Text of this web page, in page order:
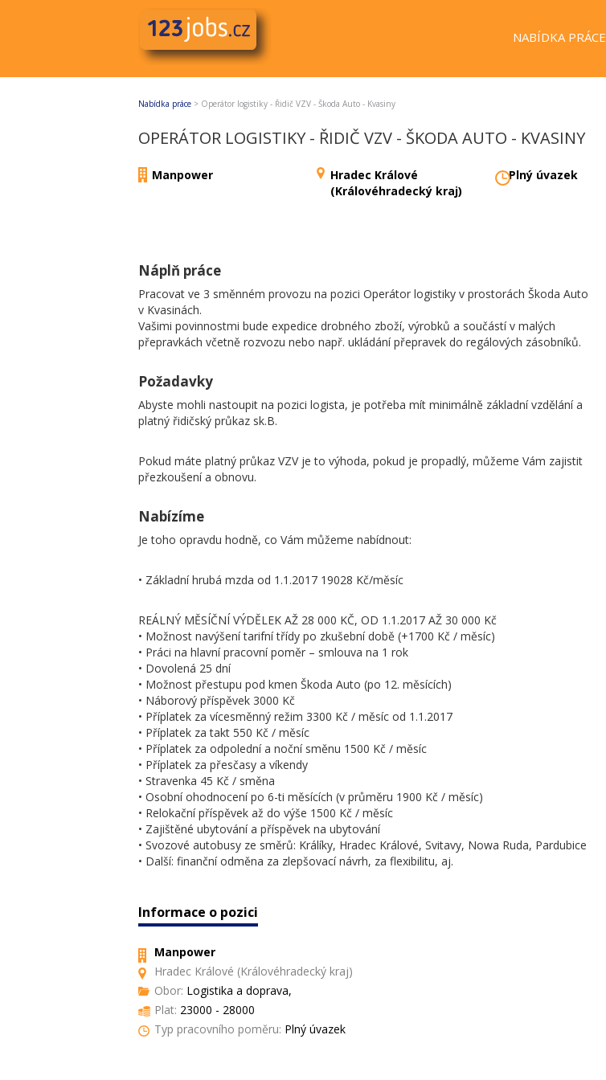
NABÍDKA PRÁCE
Nabídka práce > Operátor logistiky - Řidič VZV - Škoda Auto - Kvasiny
OPERÁTOR LOGISTIKY - ŘIDIČ VZV - ŠKODA AUTO - KVASINY
Manpower
Hradec Králové
(Královéhradecký kraj)
Plný úvazek
Náplň práce
Pracovat ve 3 směnném provozu na pozici Operátor logistiky v prostorách Škoda Auto
v Kvasinách.
Vašimi povinnostmi bude expedice drobného zboží, výrobků a součástí v malých
přepravkách včetně rozvozu nebo např. ukládání přepravek do regálových zásobníků.
Požadavky
Abyste mohli nastoupit na pozici logista, je potřeba mít minimálně základní vzdělání a
platný řidičský průkaz sk.B.
Pokud máte platný průkaz VZV je to výhoda, pokud je propadlý, můžeme Vám zajistit
přezkoušení a obnovu.
Nabízíme
Je toho opravdu hodně, co Vám můžeme nabídnout:
• Základní hrubá mzda od 1.1.2017 19028 Kč/měsíc
REÁLNÝ MĚSÍČNÍ VÝDĚLEK AŽ 28 000 KČ, OD 1.1.2017 AŽ 30 000 Kč
• Možnost navýšení tarifní třídy po zkušební době (+1700 Kč / měsíc)
• Práci na hlavní pracovní poměr – smlouva na 1 rok
• Dovolená 25 dní
• Možnost přestupu pod kmen Škoda Auto (po 12. měsících)
• Náborový příspěvek 3000 Kč
• Příplatek za vícesměnný režim 3300 Kč / měsíc od 1.1.2017
• Příplatek za takt 550 Kč / měsíc
• Příplatek za odpolední a noční směnu 1500 Kč / měsíc
• Příplatek za přesčasy a víkendy
• Stravenka 45 Kč / směna
• Osobní ohodnocení po 6-ti měsících (v průměru 1900 Kč / měsíc)
• Relokační příspěvek až do výše 1500 Kč / měsíc
• Zajištěné ubytování a příspěvek na ubytování
• Svozové autobusy ze směrů: Králíky, Hradec Králové, Svitavy, Nowa Ruda, Pardubice
• Další: finanční odměna za zlepšovací návrh, za flexibilitu, aj.
Informace o pozici
Manpower
Hradec Králové (Královéhradecký kraj)
Obor: Logistika a doprava,
Plat: 23000 - 28000
Typ pracovního poměru: Plný úvazek